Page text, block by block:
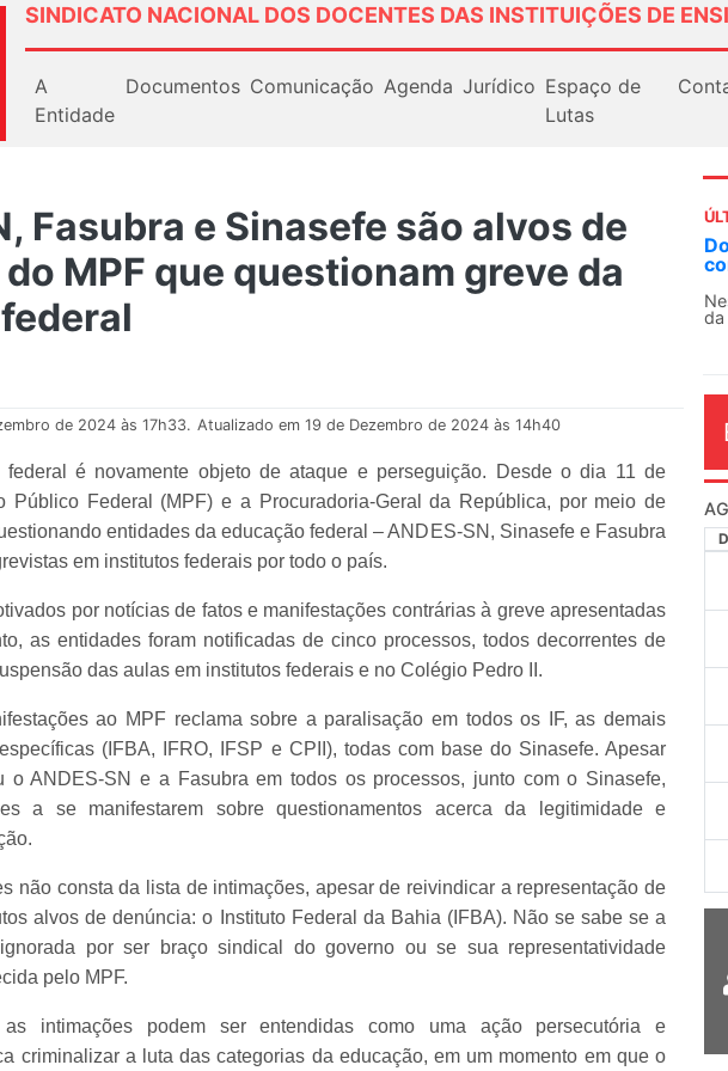
SINDICATO NACIONAL DOS DOCENTES DAS INSTITUIÇÕES DE
A
Entidade
Documentos Comunicação Agenda Jurídico Espaço de
Lutas
Fasubra e Sinasefe são alvos de
MPF que questionam greve da
de 2024 às 17h33. Atualizado em 19 de Dezembro de 2024 às 14h40
é novamente objeto de ataque e perseguição. Desde o dia 11 de
Público Federal (MPF) e a Procuradoria-Geral da República, por meio de
entidades da educação federal – ANDES-SN, Sinasefe e Fasubra
em institutos federais por todo o país.
por notícias de fatos e manifestações contrárias à greve apresentadas
as entidades foram notificadas de cinco processos, todos decorrentes de
das aulas em institutos federais e no Colégio Pedro II.
ao MPF reclama sobre a paralisação em todos os IF, as demais
(IFBA, IFRO, IFSP e CPII), todas com base do Sinasefe. Apesar
o ANDES-SN e a Fasubra em todos os processos, junto com o Sinasefe,
a se manifestarem sobre questionamentos acerca da legitimidade e
não consta da lista de intimações, apesar de reivindicar a representação de
alvos de denúncia: o Instituto Federal da Bahia (IFBA). Não se sabe se a
por ser braço sindical do governo ou se sua representatividade
pelo MPF.
intimações podem ser entendidas como uma ação persecutória e
criminalizar a luta das categorias da educação, em um momento em que o
Docentes paralisam novamente as
contra as políticas de Milei na
Nessa segunda-feira (3), sindicatos de
da educação superior e básica da